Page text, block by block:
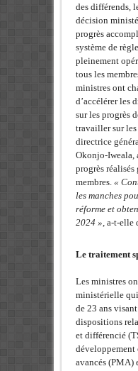
des différends,
décision
progrès
système de
pleinement
tous les
ministres ont
d’accélérer les
sur les progrès
travailler sur
directrice
Okonjo-Iweala,
progrès
membres. «
les manches
réforme et
2024 », a-t-elle
Le traitement
Les ministres
ministérielle
de 23 ans
dispositions
et différencié
développement
avancés (PMA)